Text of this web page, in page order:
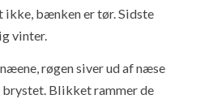
ikke, bænken er tør. Sidste
vinter.
røgen siver ud af næse
brystet. Blikket rammer de